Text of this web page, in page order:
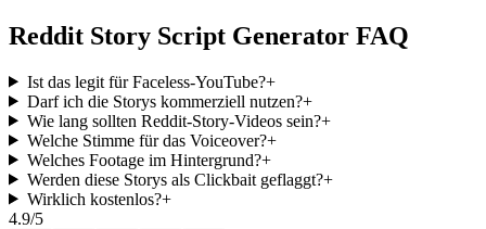
Reddit Story Script Generator FAQ
Ist das legit für Faceless-YouTube?+
Darf ich die Storys kommerziell nutzen?+
Wie lang sollten Reddit-Story-Videos sein?+
Welche Stimme für das Voiceover?+
Welches Footage im Hintergrund?+
Werden diese Storys als Clickbait geflaggt?+
Wirklich kostenlos?+
4.9/5